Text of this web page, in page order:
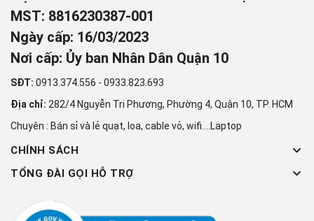
MST: 8816230387-001
Ngày cấp: 16/03/2023
Nơi cấp: Ủy ban Nhân Dân Quận 10
SĐT: 0913.374.556 - 0933.823.693
Địa chỉ: 282/4 Nguyễn Tri Phương, Phường 4, Quận 10, TP. HCM
Chuyên : Bán sỉ và lẻ quạt, loa, cable vỏ, wifi....Laptop
CHÍNH SÁCH
TỔNG ĐÀI GỌI HỖ TRỢ